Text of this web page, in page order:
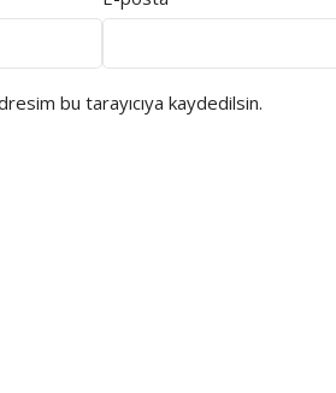
bu tarayıcıya kaydedilsin.